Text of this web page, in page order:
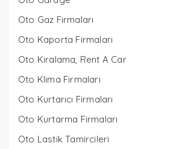
Oto Gaz Firmaları
Oto Kaporta Firmaları
Oto Kiralama, Rent A Car
Oto Klima Firmaları
Oto Kurtarıcı Firmaları
Oto Kurtarma Firmaları
Oto Lastik Tamircileri